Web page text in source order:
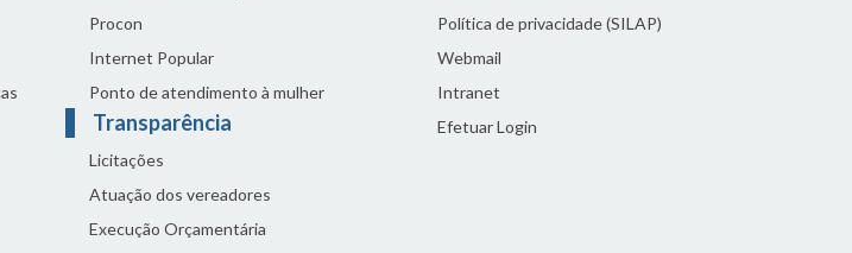
Procon
Internet Popular
Ponto de atendimento à mulher
Transparência
Licitações
Atuação dos vereadores
Execução Orçamentária
Política de privacidade (SILAP)
Webmail
Intranet
Efetuar Login